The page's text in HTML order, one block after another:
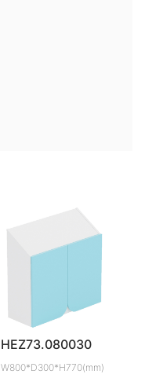
HEZ73.080030
W800*D300*H770(mm)